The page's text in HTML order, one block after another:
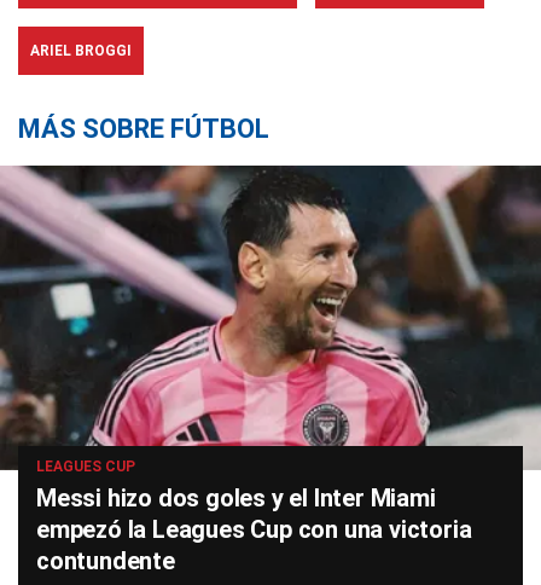
ARIEL BROGGI
MÁS SOBRE FÚTBOL
LEAGUES CUP
Messi hizo dos goles y el Inter Miami
empezó la Leagues Cup con una victoria
contundente